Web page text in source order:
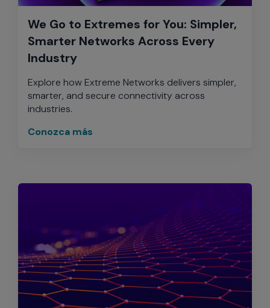
We Go to Extremes for You: Simpler,
Smarter Networks Across Every
Industry
Explore how Extreme Networks delivers simpler,
smarter, and secure connectivity across
industries.
Conozca más